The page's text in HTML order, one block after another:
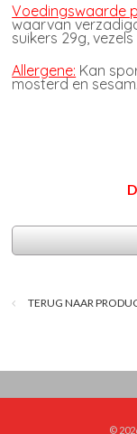
Voedingswaarde
waarvan
suikers 29g,
Allergene: Kan
mosterd en
TERUG NAAR
©